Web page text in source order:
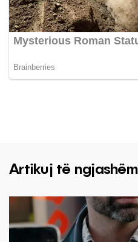
Artikuj të ngjashëm